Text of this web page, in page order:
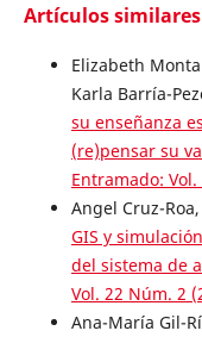
Artículos similares
Elizabeth
Karla Barría-
su enseñanza
(re)pensar su
Entramado:
Angel Cruz-
GIS y
del sistema de
Vol. 22 Núm. 2
Ana-María Gil-